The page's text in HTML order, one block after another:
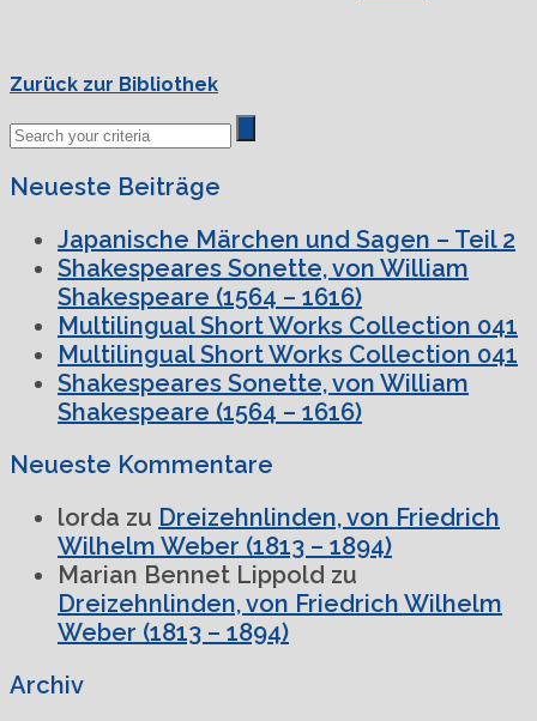
Zurück zur Bibliothek
Neueste Beiträge
Japanische Märchen und Sagen – Teil 2
Shakespeares Sonette, von William
Shakespeare (1564 – 1616)
Multilingual Short Works Collection 041
Multilingual Short Works Collection 041
Shakespeares Sonette, von William
Shakespeare (1564 – 1616)
Neueste Kommentare
lorda zu Dreizehnlinden, von Friedrich
Wilhelm Weber (1813 – 1894)
Marian Bennet Lippold zu
Dreizehnlinden, von Friedrich Wilhelm
Weber (1813 – 1894)
Archiv